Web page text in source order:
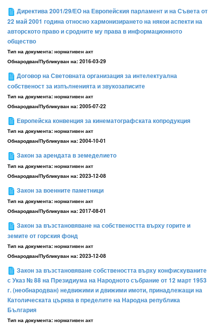
Директива 2001/29/ЕО на Европейския парламент и на Съвета от
22 май 2001 година относно хармонизирането на някои аспекти на
авторското право и сродните му права в информационното
общество
Тип на документа: нормативен акт
Обнародван/Публикуван на: 2016-03-29
Договор на Световната организация за интелектуална
собственост за изпълненията и звукозаписите
Тип на документа: нормативен акт
Обнародван/Публикуван на: 2005-07-22
Европейска конвенция за кинематографската копродукция
Тип на документа: нормативен акт
Обнародван/Публикуван на: 2004-10-01
Закон за арендата в земеделието
Тип на документа: нормативен акт
Обнародван/Публикуван на: 2023-12-08
Закон за военните паметници
Тип на документа: нормативен акт
Обнародван/Публикуван на: 2017-08-01
Закон за възстановяване на собствеността върху горите и
земите от горския фонд
Тип на документа: нормативен акт
Обнародван/Публикуван на: 2023-12-08
Закон за възстановяване собствеността върху конфискуваните
с Указ № 88 на Президиума на Народното събрание от 12 март 1953
г. (необнародван) недвижими и движими имоти, принадлежащи на
Католическата църква в пределите на Народна република
България
Тип на документа: нормативен акт